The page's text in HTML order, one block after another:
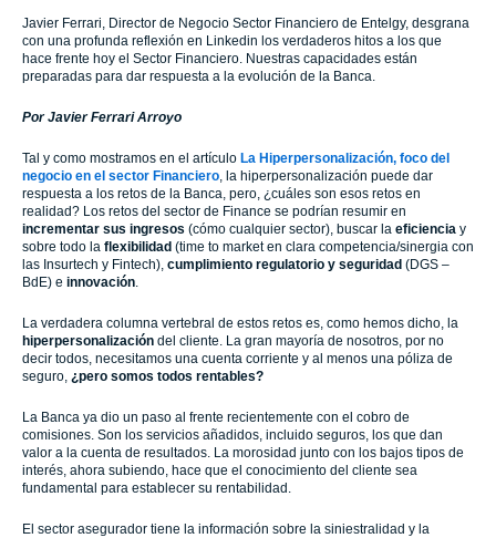
Javier Ferrari, Director de Negocio Sector Financiero de Entelgy, desgrana
con una profunda reflexión en Linkedin los verdaderos hitos a los que
hace frente hoy el Sector Financiero. Nuestras capacidades están
preparadas para dar respuesta a la evolución de la Banca.
Por Javier Ferrari Arroyo
Tal y como mostramos en el artículo La Hiperpersonalización, foco del
negocio en el sector Financiero, la hiperpersonalización puede dar
respuesta a los retos de la Banca, pero, ¿cuáles son esos retos en
realidad? Los retos del sector de Finance se podrían resumir en
incrementar sus ingresos (cómo cualquier sector), buscar la eficiencia y
sobre todo la flexibilidad (time to market en clara competencia/sinergia con
las Insurtech y Fintech), cumplimiento regulatorio y seguridad (DGS –
BdE) e innovación.
La verdadera columna vertebral de estos retos es, como hemos dicho, la
hiperpersonalización del cliente. La gran mayoría de nosotros, por no
decir todos, necesitamos una cuenta corriente y al menos una póliza de
seguro, ¿pero somos todos rentables?
La Banca ya dio un paso al frente recientemente con el cobro de
comisiones. Son los servicios añadidos, incluido seguros, los que dan
valor a la cuenta de resultados. La morosidad junto con los bajos tipos de
interés, ahora subiendo, hace que el conocimiento del cliente sea
fundamental para establecer su rentabilidad.
El sector asegurador tiene la información sobre la siniestralidad y la